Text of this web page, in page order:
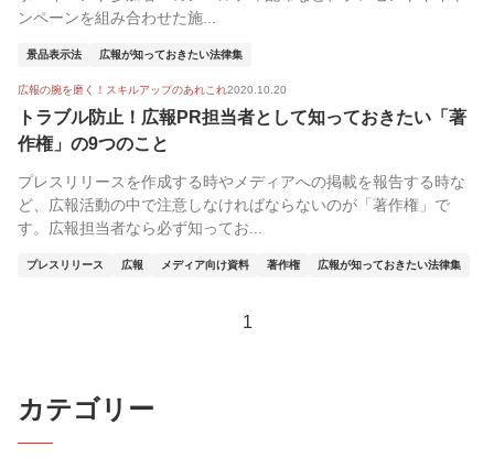
ンペーンを組み合わせた施...
景品表示法 広報が知っておきたい法律集
広報の腕を磨く！スキルアップのあれこれ2020.10.20
トラブル防止！広報PR担当者として知っておきたい「著
作権」の9つのこと
プレスリリースを作成する時やメディアへの掲載を報告する時な
ど、広報活動の中で注意しなければならないのが「著作権」で
す。広報担当者なら必ず知ってお...
プレスリリース 広報 メディア向け資料 著作権 広報が知っておきたい法律集
1
カテゴリー